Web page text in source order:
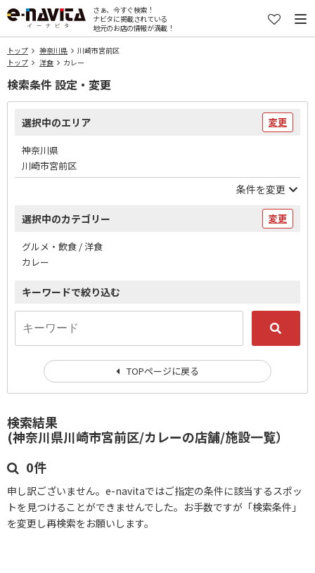
さぁ、今すぐ検索！
ナビタに掲載されている
地元のお店の情報が満載！
トップ 神奈川県
川崎市宮前区
トップ
洋食 カレー
検索結果
(神奈川県川崎市宮前区/カレーの店舗/施設一覧）
0件
申し訳ございません。e-navitaではご指定の条件に該当するスポッ
トを見つけることができませんでした。お手数ですが「検索条件」
を変更し再検索をお願いします。
検索条件 設定・変更
選択中のエリア 変更
神奈川県
川崎市宮前区
条件を変更
選択中のカテゴリー 変更
グルメ・飲食 / 洋食
カレー
キーワードで絞り込む
TOPページに戻る